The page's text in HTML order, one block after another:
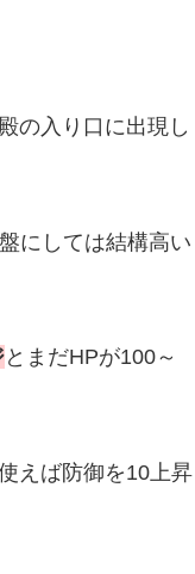
の入り口に出現し
にしては結構高い
とまだHPが100～
えば防御を10上昇